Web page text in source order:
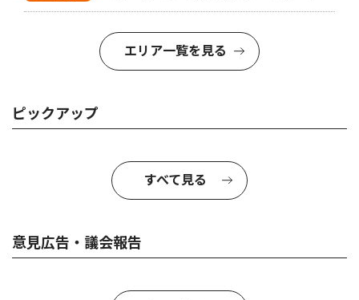
エリア一覧を見る
ピックアップ
すべて見る
意見広告・議会報告